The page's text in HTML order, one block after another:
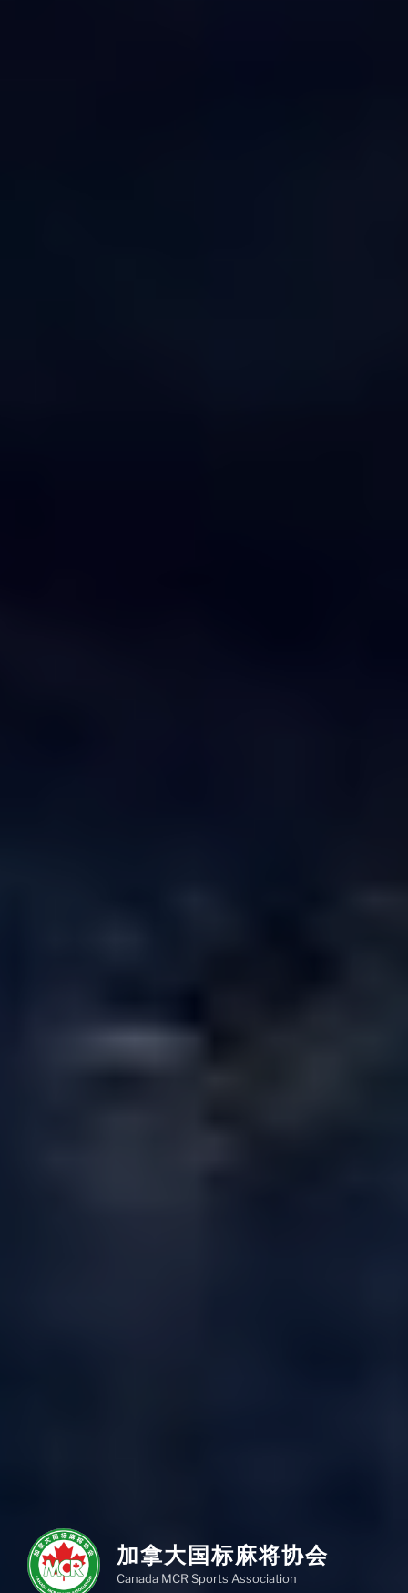
加拿大国标麻将协会
Canada MCR Sports Association